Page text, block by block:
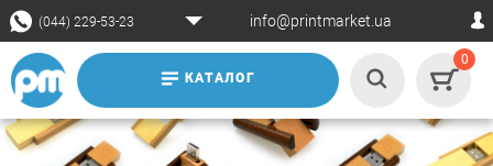
(044) 229-53-23 info@printmarket.ua
КАТАЛОГ
0